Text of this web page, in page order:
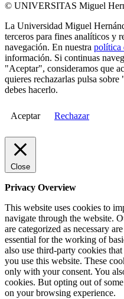
© UNIVERSITAS Miguel
La Universidad Miguel
terceros para fines analíticos y
navegación. En nuestra política
información. Si continuas
"Aceptar", consideramos que
quieres rechazarlas pulsa
debes hacerlo.
Aceptar Rechazar
Close
Privacy Overview
This website uses cookies to
navigate through the website.
are categorized as necessary
essential for the working of
also use third-party cookies
you use this website. These
only with your consent. You
cookies. But opting out of
on your browsing experience.